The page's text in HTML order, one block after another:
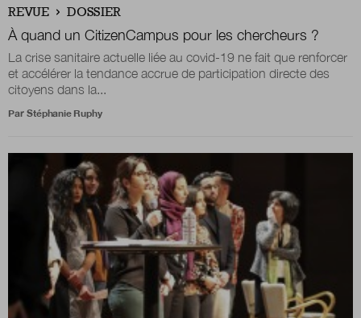
REVUE DOSSIER
À quand un CitizenCampus pour les chercheurs ?
La crise sanitaire actuelle liée au covid-19 ne fait que renforcer
et accélérer la tendance accrue de participation directe des
citoyens dans la...
Par Stéphanie Ruphy